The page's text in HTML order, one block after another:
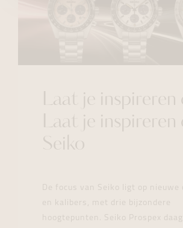
Laat je inspireren
Laat je inspireren
Seiko
De focus van Seiko ligt op nieuwe
en kalibers, met drie bijzondere
hoogtepunten. Seiko Prospex